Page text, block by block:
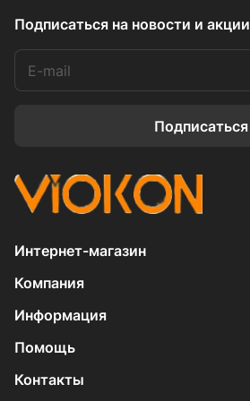
Подписаться на новости и акции
Подписаться
Интернет-магазин
Компания
Информация
Помощь
Контакты